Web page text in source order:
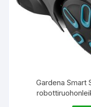
Gardena Smart